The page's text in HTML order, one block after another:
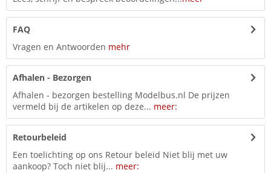
FAQ
Vragen en Antwoorden mehr
Afhalen - Bezorgen
Afhalen - bezorgen bestelling Modelbus.nl De prijzen
vermeld bij de artikelen op deze... meer:
Retourbeleid
Een toelichting op ons Retour beleid Niet blij met uw
aankoop? Toch niet blij... meer: